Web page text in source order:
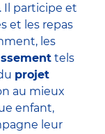
Il participe et
et les repas
les
tels
projet
au mieux
enfant,
leur